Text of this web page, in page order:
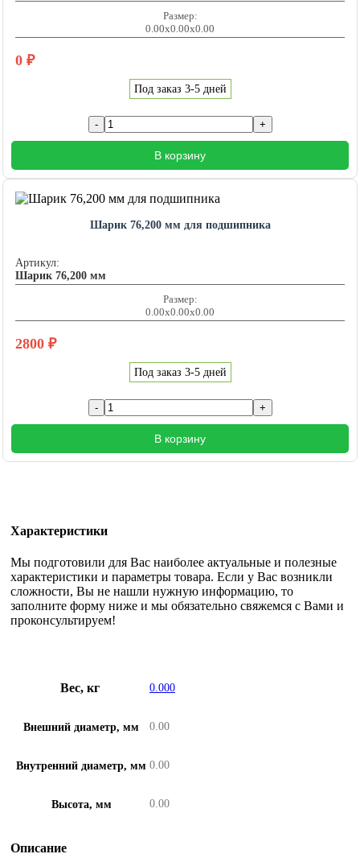
Размер:
0.00x0.00x0.00
0 ₽
Под заказ 3-5 дней
В корзину
Шарик 76,200 мм для подшипника
Артикул:
Шарик 76,200 мм
Размер:
0.00x0.00x0.00
2800 ₽
Под заказ 3-5 дней
В корзину
Характеристики
Мы подготовили для Вас наиболее актуальные и полезные
характеристики и параметры товара. Если у Вас возникли
сложности, Вы не нашли нужную информацию, то
заполните форму ниже и мы обязательно свяжемся с Вами и
проконсультируем!
Вес, кг 0.000
Внешний диаметр, мм 0.00
Внутренний диаметр, мм 0.00
Высота, мм 0.00
Описание